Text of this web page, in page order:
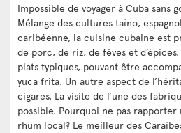
Impossible de voyager à Cuba sans
Mélange des cultures taïno,
caribéenne, la cuisine cubaine est
de porc, de riz, de fèves et
plats typiques, pouvant être
yuca frita. Un autre aspect de
cigares. La visite de l’une des
possible. Pourquoi ne pas
rhum local? Le meilleur des